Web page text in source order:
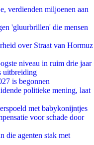
verdienden miljoenen aan
'gluurbrillen' die mensen
over Straat van Hormuz
niveau in ruim drie jaar
uitbreiding
is begonnen
politieke mening, laat
met babykonijntjes
voor schade door
die agenten stak met